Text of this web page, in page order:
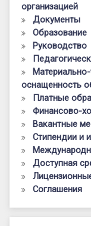
организацией
Документы
Образование
Руководство
оснащенность
Платные
Финансово-
Вакантные
Стипендии и
Доступная
Соглашения